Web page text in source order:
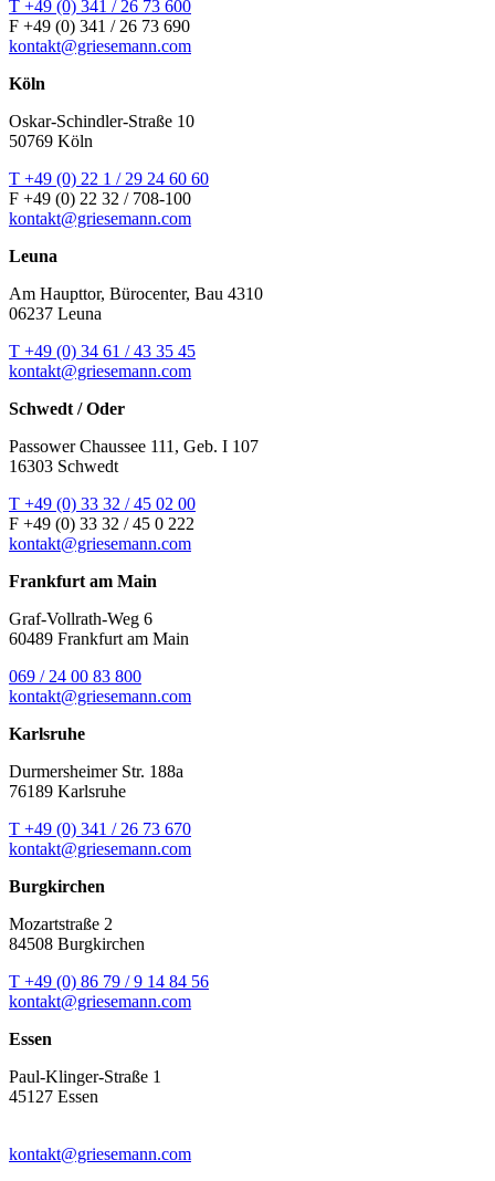
T +49 (0) 341 / 26 73 600
F +49 (0) 341 / 26 73 690
kontakt@griesemann.com
Köln
Oskar-Schindler-Straße 10
50769 Köln
T +49 (0) 22 1 / 29 24 60 60
F +49 (0) 22 32 / 708-100
kontakt@griesemann.com
Leuna
Am Haupttor, Bürocenter, Bau 4310
06237 Leuna
T +49 (0) 34 61 / 43 35 45
kontakt@griesemann.com
Schwedt / Oder
Passower Chaussee 111, Geb. I 107
16303 Schwedt
T +49 (0) 33 32 / 45 02 00
F +49 (0) 33 32 / 45 0 222
kontakt@griesemann.com
Frankfurt am Main
Graf-Vollrath-Weg 6
60489 Frankfurt am Main
069 / 24 00 83 800
kontakt@griesemann.com
Karlsruhe
Durmersheimer Str. 188a
76189 Karlsruhe
T +49 (0) 341 / 26 73 670
kontakt@griesemann.com
Burgkirchen
Mozartstraße 2
84508 Burgkirchen
T +49 (0) 86 79 / 9 14 84 56
kontakt@griesemann.com
Essen
Paul-Klinger-Straße 1
45127 Essen
kontakt@griesemann.com